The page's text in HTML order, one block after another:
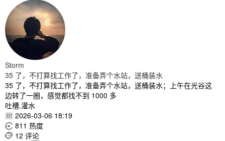
Storm
35 了，不打算找工作了，准备弄个水站，送桶装水
35 了，不打算找工作了，准备弄个水站，送桶装水；上午在光谷这
边转了一圈，感觉都找不到 1000 多
吐槽.灌水
 2026-03-06 18:19
 811 热度
 12 评论